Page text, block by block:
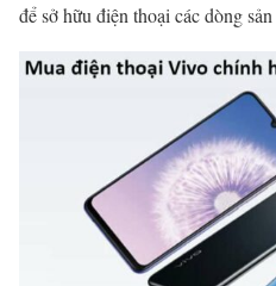
để sở hữu điện thoại các dòng